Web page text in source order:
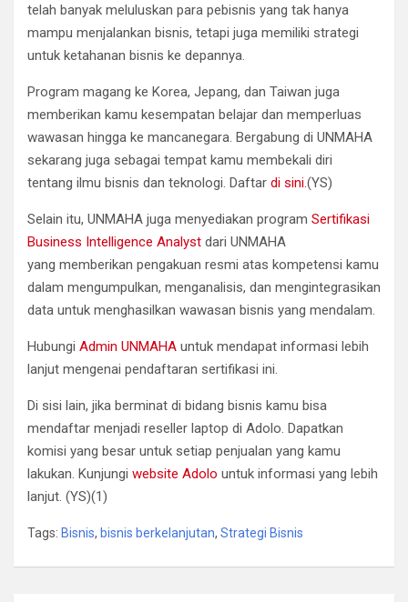
telah banyak meluluskan para pebisnis yang tak hanya
mampu menjalankan bisnis, tetapi juga memiliki strategi
untuk ketahanan bisnis ke depannya.
Program magang ke Korea, Jepang, dan Taiwan juga
memberikan kamu kesempatan belajar dan memperluas
wawasan hingga ke mancanegara. Bergabung di UNMAHA
sekarang juga sebagai tempat kamu membekali diri
tentang ilmu bisnis dan teknologi. Daftar di sini.(YS)
Selain itu, UNMAHA juga menyediakan program Sertifikasi
Business Intelligence Analyst dari UNMAHA
yang memberikan pengakuan resmi atas kompetensi kamu
dalam mengumpulkan, menganalisis, dan mengintegrasikan
data untuk menghasilkan wawasan bisnis yang mendalam.
Hubungi Admin UNMAHA untuk mendapat informasi lebih
lanjut mengenai pendaftaran sertifikasi ini.
Di sisi lain, jika berminat di bidang bisnis kamu bisa
mendaftar menjadi reseller laptop di Adolo. Dapatkan
komisi yang besar untuk setiap penjualan yang kamu
lakukan. Kunjungi website Adolo untuk informasi yang lebih
lanjut. (YS)(1)
Tags: Bisnis, bisnis berkelanjutan, Strategi Bisnis